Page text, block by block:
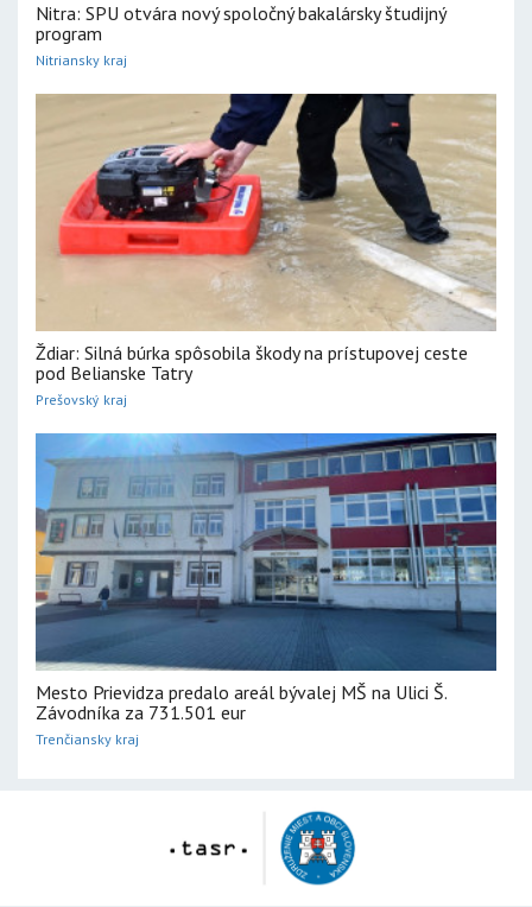
Nitra: SPU otvára nový spoločný bakalársky študijný
program
Nitriansky kraj
Ždiar: Silná búrka spôsobila škody na prístupovej ceste
pod Belianske Tatry
Prešovský kraj
Mesto Prievidza predalo areál bývalej MŠ na Ulici Š.
Závodníka za 731.501 eur
Trenčiansky kraj